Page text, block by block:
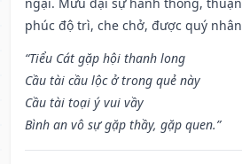
phúc độ trì, che chở, được quý
“Tiểu Cát gặp hội thanh long
Cầu tài cầu lộc ở trong quẻ này
Cầu tài toại ý vui vầy
Bình an vô sự gặp thầy, gặp quen.”